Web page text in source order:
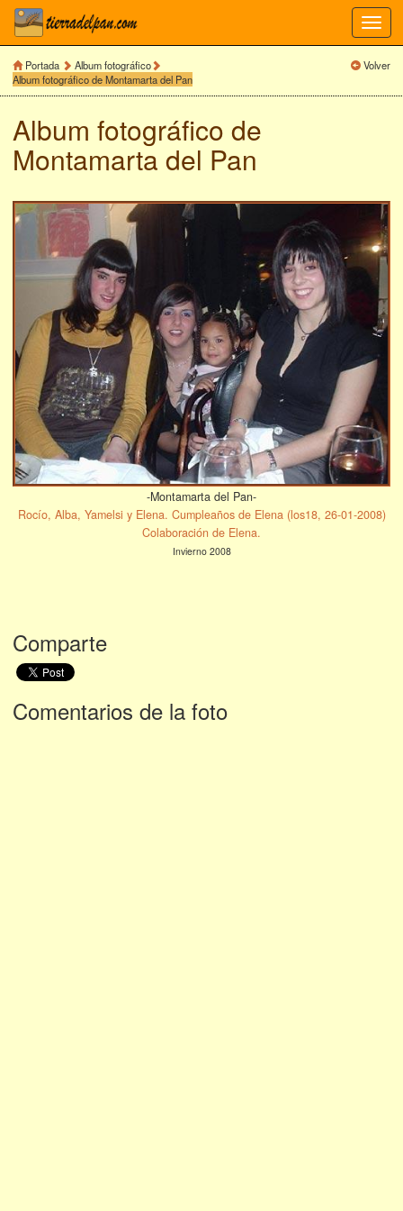
Portada
Album fotográfico
Album fotográfico de Montamarta del Pan
Volver
Album fotográfico de
Montamarta del Pan
-Montamarta del Pan-
Rocío, Alba, Yamelsi y Elena. Cumpleaños de Elena (los18, 26-01-2008)
Colaboración de Elena.
Invierno 2008
Comparte
Comentarios de la foto